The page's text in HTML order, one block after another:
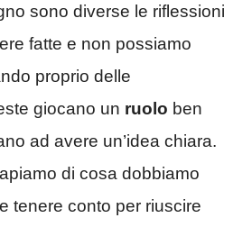
sono diverse le riflessioni
fatte e non possiamo
proprio delle
giocano un ruolo ben
ad avere un’idea chiara.
di cosa dobbiamo
tenere conto per riuscire